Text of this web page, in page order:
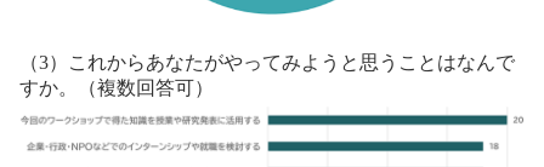
（3）これからあなたがやってみようと思うことはなんで
すか。（複数回答可）